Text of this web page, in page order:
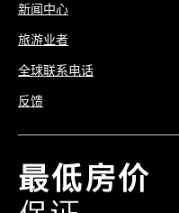
新闻中心
旅游业者
全球联系电话
反馈